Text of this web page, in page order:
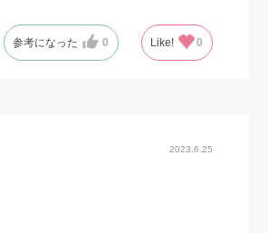
参考になった 0 Like! 0
2023.6.25